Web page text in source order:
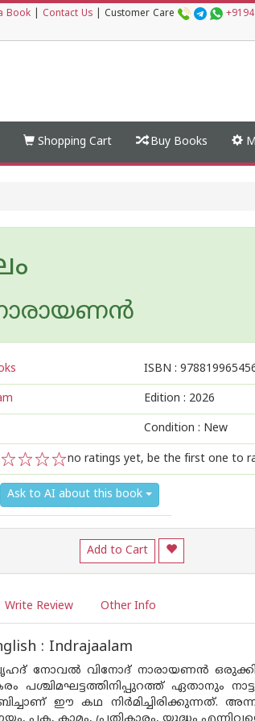
Book Contact Us Customer Care
Shopping Cart Buy Books
ISBN :
Edition : 2026
Condition : New
5
4
3
2
no ratings yet, be the first one to
Ask to AI about this book
Add to Cart
Write Review Other Info
: Indrajaalam
നോവൽ വിനോദ് നാരായണൻ
പശ്ചിമഘട്ടത്തിനിപ്പുറത്ത് ഏതാനും
ഈ കഥ നിർമിച്ചിരിക്കുന്നത്.